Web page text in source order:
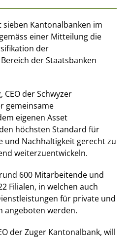
Kantonalbanken im
einer Mitteilung die
der
der Staatsbanken
CEO der Schwyzer
gemeinsame
eigenen Asset
höchsten Standard für
und Nachhaltigkeit gerecht zu
weiterzuentwickeln.
600 Mitarbeitende und
Filialen, in welchen auch
für private und
angeboten werden.
der Zuger Kantonalbank, will